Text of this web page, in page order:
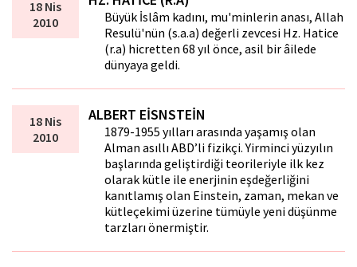
18 Nis
2010
Büyük İslâm kadını, mu'minlerin anası, Allah
Resulü'nün (s.a.a) değerli zevcesi Hz. Hatice
(r.a) hicretten 68 yıl önce, asil bir âilede
dünyaya geldi.
18 Nis
2010
ALBERT EİSNSTEİN
1879-1955 yılları arasında yaşamış olan
Alman asıllı ABD’li fizikçi. Yirminci yüzyılın
başlarında geliştirdiği teorileriyle ilk kez
olarak kütle ile enerjinin eşdeğerliğini
kanıtlamış olan Einstein, zaman, mekan ve
kütleçekimi üzerine tümüyle yeni düşünme
tarzları önermiştir.